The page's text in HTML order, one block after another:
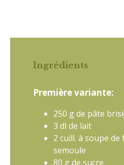
Ingrédients
Première variante:
250 g de pâte
3 dl de lait
2 cuill. à soupe
semoule
80 g de sucre